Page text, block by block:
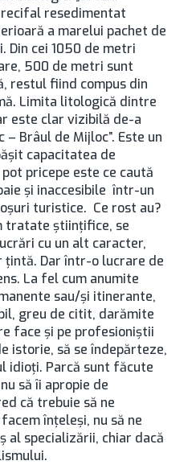
resedimentat
a marelui pachet de
Din cei 1050 de metri
500 de metri sunt
restul fiind compus din
Limita litologică dintre
este clar vizibilă de-a
Brâul de Mijloc”. Este un
capacitatea de
pricepe este ce caută
şi inaccesibile într-un
turistice. Ce rost au?
tratate ştiinţifice, se
cu un alt caracter,
ţintă. Dar într-o lucrare de
La fel cum anumite
sau/şi itinerante,
greu de citit, darămite
face şi pe profesioniştii
istorie, să se îndepărteze,
idioţi. Parcă sunt făcute
să îi apropie de
că trebuie să ne
înţeleşi, nu să ne
al specializării, chiar dacă